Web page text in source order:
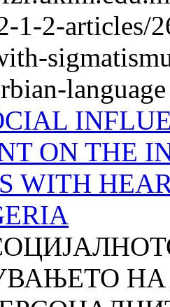
1-2-articles/
language
ON THE
WITH
НА